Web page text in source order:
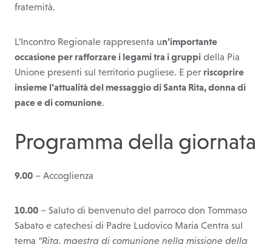
fraternità.
L’Incontro Regionale rappresenta un’importante
occasione per rafforzare i legami tra i gruppi della Pia
Unione presenti sul territorio pugliese. E per riscoprire
insieme l’attualità del messaggio di Santa Rita, donna di
pace e di comunione.
Programma della giornata
9.00 – Accoglienza
10.00 – Saluto di benvenuto del parroco don Tommaso
Sabato e catechesi di Padre Ludovico Maria Centra sul
tema “Rita, maestra di comunione nella missione della